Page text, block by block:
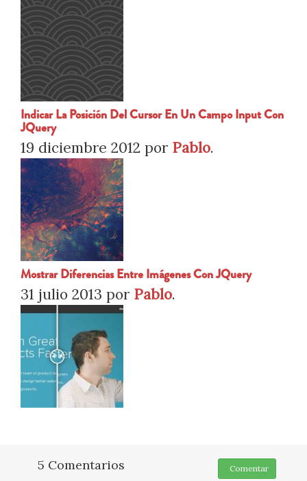
Indicar La Posición Del Cursor En Un Campo Input Con
JQuery
19 diciembre 2012 por Pablo.
Mostrar Diferencias Entre Imágenes Con JQuery
31 julio 2013 por Pablo.
5 Comentarios Comentar